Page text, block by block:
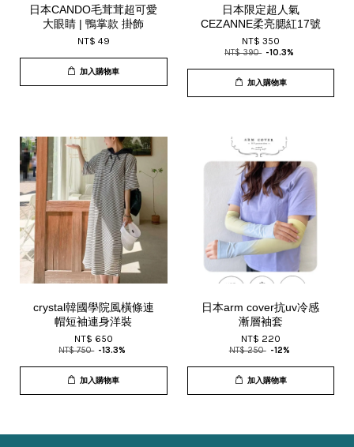
日本CANDO毛茸茸超可愛
大眼睛 | 鴨掌款 掛飾
NT$ 49
加入購物車
日本限定超人氣
CEZANNE柔亮腮紅17號
NT$ 350
NT$ 390 -10.3%
加入購物車
crystal韓國學院風橫條連
帽短袖連身洋裝
NT$ 650
NT$ 750 -13.3%
加入購物車
日本arm cover抗uv冷感
漸層袖套
NT$ 220
NT$ 250 -12%
加入購物車